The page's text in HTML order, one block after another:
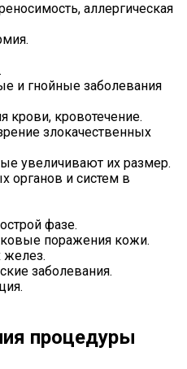
аллергическая
и гнойные заболевания
крови, кровотечение.
злокачественных
увеличивают их размер.
органов и систем в
фазе.
поражения кожи.
желез.
заболевания.
процедуры